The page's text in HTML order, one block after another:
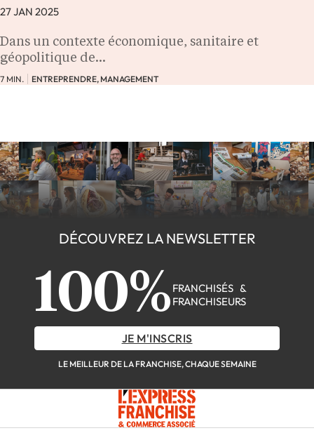
27 JAN 2025
Dans un contexte économique, sanitaire et
géopolitique de…
7 MIN. ENTREPRENDRE, MANAGEMENT
DÉCOUVREZ LA NEWSLETTER
100% FRANCHISÉS &
FRANCHISEURS
JE M'INSCRIS
LE MEILLEUR DE LA FRANCHISE, CHAQUE SEMAINE